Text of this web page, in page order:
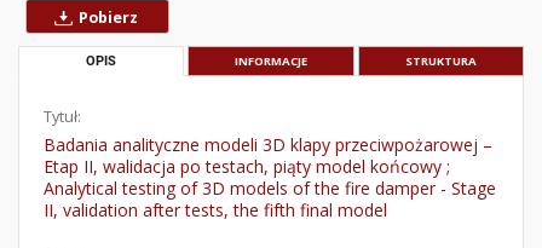
Pobierz
OPIS INFORMACJE STRUKTURA
Tytuł:
Badania analityczne modeli 3D klapy przeciwpożarowej –
Etap II, walidacja po testach, piąty model końcowy ;
Analytical testing of 3D models of the fire damper - Stage
II, validation after tests, the fifth final model